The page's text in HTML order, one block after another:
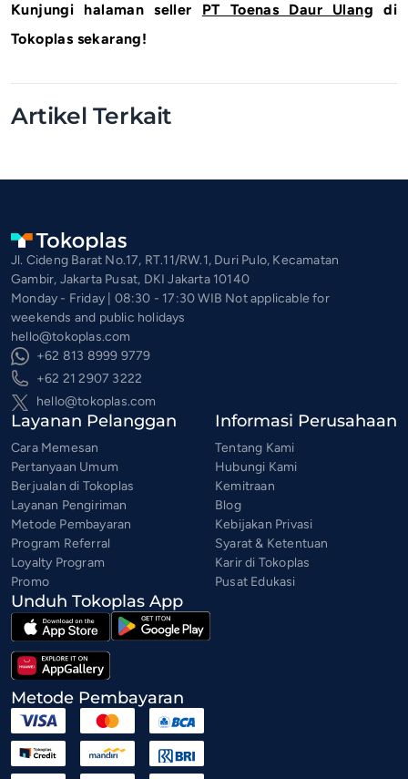
Kunjungi halaman seller PT Toenas Daur Ulang di
Tokoplas sekarang!
Artikel Terkait
Jl. Cideng Barat No.17, RT.11/RW.1, Duri Pulo, Kecamatan
Gambir, Jakarta Pusat, DKI Jakarta 10140
Monday - Friday | 08:30 - 17:30 WIB Not applicable for
weekends and public holidays
hello@tokoplas.com
+62 813 8999 9779
+62 21 2907 3222
hello@tokoplas.com
Layanan Pelanggan
Cara Memesan
Pertanyaan Umum
Berjualan di Tokoplas
Layanan Pengiriman
Metode Pembayaran
Program Referral
Loyalty Program
Promo
Informasi Perusahaan
Tentang Kami
Hubungi Kami
Kemitraan
Blog
Kebijakan Privasi
Syarat & Ketentuan
Karir di Tokoplas
Pusat Edukasi
Unduh Tokoplas App
Metode Pembayaran